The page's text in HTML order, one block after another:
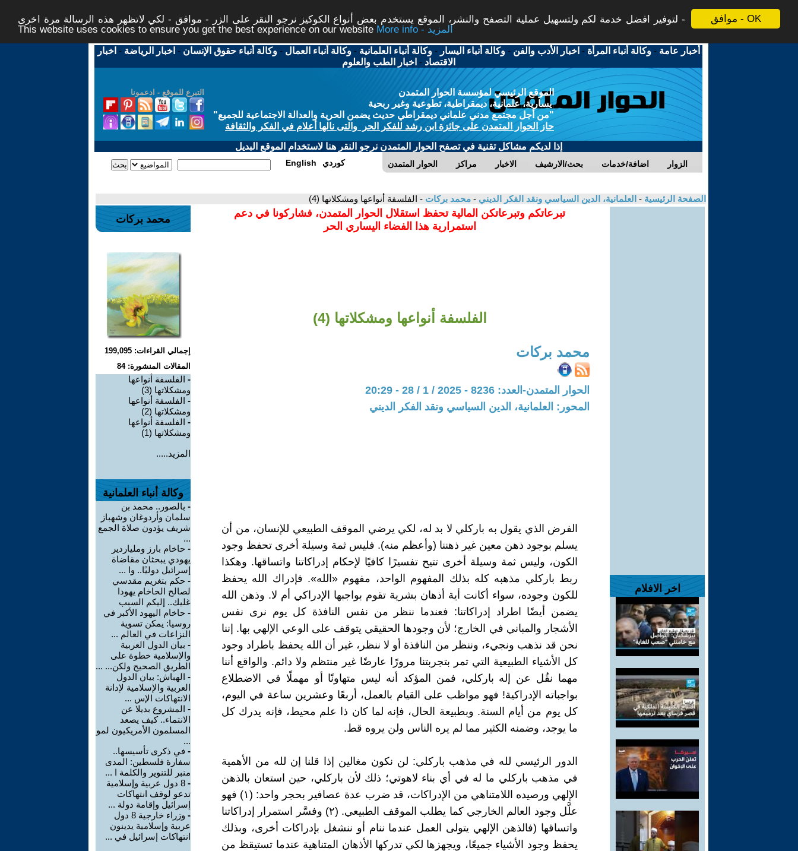
موافق - OK
لتوفير افضل خدمة لكم ولتسهيل عملية التصفح والنشر، الموقع يستخدم بعض أنواع الكوكيز نرجو النقر على الزر - موافق - لكي لاتظهر هذه الرسالة مرة اخرى -
This website uses cookies to ensure you get the best experience on our website
More info - المزيد
أخبار عامة -وكالة أنباء المرأة - اخبار الأدب والفن -وكالة أنباء اليسار -وكالة أنباء العلمانية -وكالة أنباء العمال -وكالة أنباء حقوق الإنسان - اخبار الرياضة - اخبار
الاقتصاد - اخبار الطب والعلوم
التبرع للموقع - ادعمونا
الموقع الرئيسي لمؤسسة الحوار المتمدن
يسارية، علمانية، ديمقراطية، تطوعية وغير ربحية
"من أجل مجتمع مدني علماني ديمقراطي حديث يضمن الحرية والعدالة الاجتماعية للجميع"
حاز الحوار المتمدن على جائزة ابن رشد للفكر الحر والتى نالها أعلام في الفكر والثقافة
إذا لديكم مشاكل تقنية في تصفح الحوار المتمدن نرجو النقر هنا لاستخدام الموقع البديل
الحوار المتمدن مراكز الاخبار بحث/الارشيف اضافة/خدمات الزوار English كوردي
الصفحة الرئيسية - العلمانية، الدين السياسي ونقد الفكر الديني - محمد بركات - الفلسفة أنواعها ومشكلاتها (4)
اخر الافلام
تبرعاتكم وتبرعاتكن المالية تحفظ استقلال الحوار المتمدن، فشاركونا في دعم
استمرارية هذا الفضاء اليساري الحر
الفلسفة أنواعها ومشكلاتها (4)
محمد بركات
الحوار المتمدن-العدد: 8236 - 2025 / 1 / 28 - 20:29
المحور: العلمانية، الدين السياسي ونقد الفكر الديني
الفرض الذي يقول به باركلي لا بد له، لكي يرضي الموقف الطبيعي للإنسان، من أن
يسلم بوجود ذهن معين غير ذهننا (وأعظم منه). فليس ثمة وسيلة أخرى تحفظ وجود
الكون، وليس ثمة وسيلة أخرى تتيح تفسيرًا كافيًا لإحكام إدراكاتنا واتساقها. وهكذا
ربط باركلي مذهبه كله بذلك المفهوم الواحد، مفهوم «الله». فإدراك الله يحفظ
للكون وجوده، سواء أكانت أية أذهان بشرية تقوم بواجبها الإدراكي أم لا. وذهن الله
يضمن أيضًا اطراد إدراكاتنا: فعندما ننظر من نفس النافذة كل يوم نرى نفس
الأشجار والمباني في الخارج؛ لأن وجودها الحقيقي يتوقف على الوعي الإلهي بها. إننا
نحن قد نذهب ونجيء، وننظر من النافذة أو لا ننظر، غير أن الله يحفظ باطراد وجود
كل الأشياء الطبيعية التي تمر بتجربتنا مرورًا عارضًا غير منتظم ولا دائم. والواقع أننا
مهما نقُل عن إله باركلي، فمن المؤكد أنه ليس متهاونًا أو مهملًا في الاضطلاع
بواجباته الإدراكية! فهو مواظب على القيام بالعمل، أربعًا وعشرين ساعة في اليوم،
كل يوم من أيام السنة. وبطبيعة الحال، فإنه لما كان ذا علم محيط، فإنه يدرك كل
ما يوجد، وضمنه الكثير مما لم يره الناس ولن يروه قط.
الدور الرئيسي لله في مذهب باركلي: لن نكون مغالين إذا قلنا إن لله من الأهمية
في مذهب باركلي ما له في أي بناء لاهوتي؛ ذلك لأن باركلي، حين استعان بالذهن
الإلهي ورصيده اللامتناهي من الإدراكات، قد ضرب عدة عصافير بحجر واحد: (١) فهو
علَّل وجود العالم الخارجي كما يطلب الموقف الطبيعي. (٢) وفسَّر استمرار إدراكاتنا
واتساقها (فالذهن الإلهي يتولى العمل عندما ننام أو ننشغل بإدراكات أخرى، وبذلك
يحفظ وجود الأشياء جميعًا، ويجهزها لكي تدركها الأذهان المتناهية عندما تستيقظ من
محمد بركات
إجمالي القراءات: 199,095
المقالات المنشورة: 84
- الفلسفة أنواعها
ومشكلاتها (3)
- الفلسفة أنواعها
ومشكلاتها (2)
- الفلسفة أنواعها
ومشكلاتها (1)
المزيد.....
وكالة أنباء العلمانية
- بالصور.. محمد بن
سلمان وأردوغان وشهباز
شريف يؤدون صلاة الجمع
...
- حاخام بارز وملياردير
يهودي يبحثان مقاضاة
إسرائيل دوليًا.. وا ...
- حكم بتغريم مقدسي
لصالح الحاخام يهودا
غليك.. إليكم السبب
- حاخام اليهود الأكبر في
روسيا: يمكن تسوية
النزاعات في العالم ...
- بيان الدول العربية
والإسلامية خطوة على
الطريق الصحيح ولكن... ...
- الهباش: بيان الدول
العربية والإسلامية لإدانة
الانتهاكات الإس ...
- المشروع بديلا عن
الانتماء.. كيف يصعد
المسلمون الأمريكيون لمو
...
- في ذكرى تأسيسها..
سفارة فلسطين: المدى
منبر للتنوير والكلمة ا ...
-
8 دول عربية وإسلامية
تدعو لوقف انتهاكات
إسرائيل وإقامة دولة ...
-
وزراء خارجية 8 دول
عربية وإسلامية يدينون
انتهاكات إسرائيل في ...